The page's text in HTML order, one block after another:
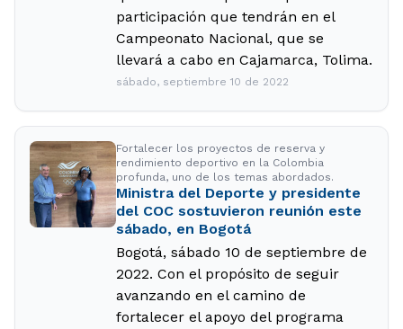
participación que tendrán en el
Campeonato Nacional, que se
llevará a cabo en Cajamarca, Tolima.
sábado, septiembre 10 de 2022
Fortalecer los proyectos de reserva y
rendimiento deportivo en la Colombia
profunda, uno de los temas abordados.
Ministra del Deporte y presidente
del COC sostuvieron reunión este
sábado, en Bogotá
Bogotá, sábado 10 de septiembre de
2022. Con el propósito de seguir
avanzando en el camino de
fortalecer el apoyo del programa